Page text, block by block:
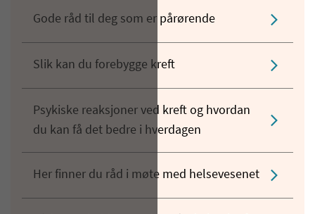
Gode råd til deg som er pårørende
Slik kan du forebygge kreft
Psykiske reaksjoner ved kreft og hvordan
du kan få det bedre i hverdagen
Her finner du råd i møte med helsevesenet